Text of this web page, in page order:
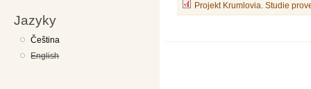
Jazyky
Čeština
English
Projekt Krumlovia. Studie